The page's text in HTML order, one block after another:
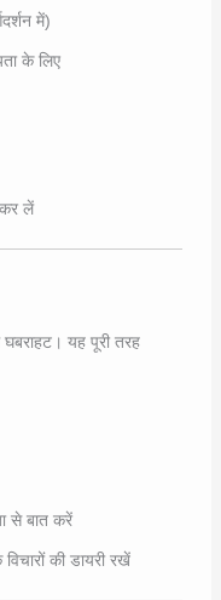
में)
के लिए
लें
यह पूरी तरह
से बात करें
की डायरी रखें